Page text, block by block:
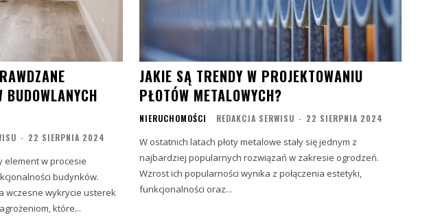
BUDOWLANYCH
- 22 SIERPNIA 2024
element w procesie
budynków.
wczesne wykrycie usterek
które...
JAKIE SĄ TRENDY W PROJEKTOWANIU
PŁOTÓW METALOWYCH?
NIERUCHOMOŚCI REDAKCJA SERWISU - 22 SIERPNIA 2024
W ostatnich latach płoty metalowe stały się jednym z
najbardziej popularnych rozwiązań w zakresie ogrodzeń.
Wzrost ich popularności wynika z połączenia estetyki,
funkcjonalności oraz...